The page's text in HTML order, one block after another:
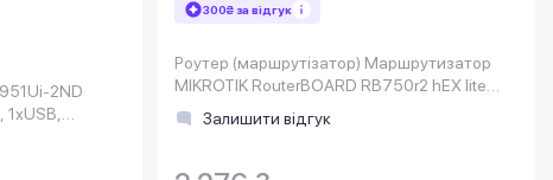
2ND
300₴ за відгук
Роутер (маршрутiзатор) Маршрутизатор
MIKROTIK RouterBOARD RB750r2 hEX lite
(850MHz/64Mb, 5х100Мбит, PoE in)
Залишити відгук